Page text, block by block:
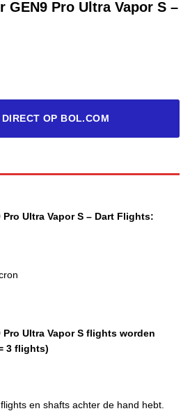
GEN9 Pro Ultra Vapor S –
OP BOL.COM
Pro Ultra Vapor S – Dart Flights:
Pro Ultra Vapor S flights worden
3 flights)
en shafts achter de hand hebt.